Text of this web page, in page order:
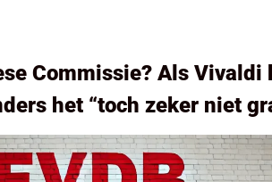
Commissie? Als Vivaldi
het “toch zeker niet